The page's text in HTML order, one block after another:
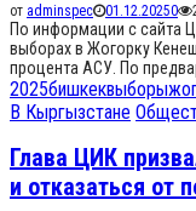
от adminspec 01.12.20250
По информации с сайта
выборах в Жогорку
процента АСУ. По
2025бишкеквыборы
В Кыргызстане
Глава ЦИК
и отказаться от